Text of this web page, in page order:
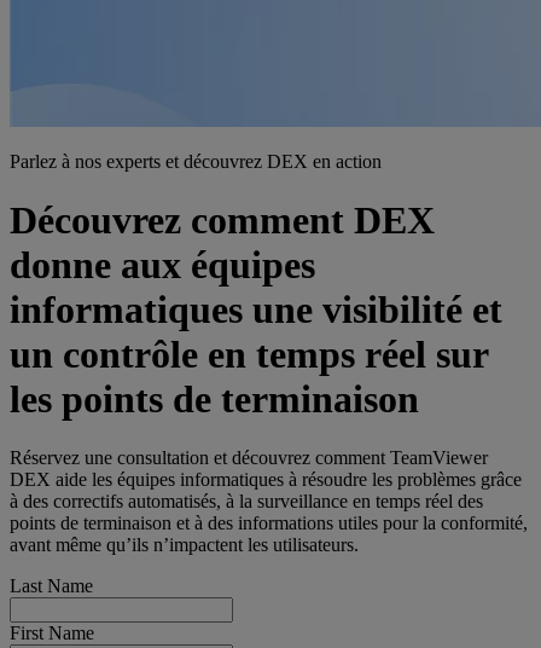
Parlez à nos experts et découvrez DEX en action
Découvrez comment DEX
donne aux équipes
informatiques une visibilité et
un contrôle en temps réel sur
les points de terminaison
Réservez une consultation et découvrez comment TeamViewer
DEX aide les équipes informatiques à résoudre les problèmes grâce
à des correctifs automatisés, à la surveillance en temps réel des
points de terminaison et à des informations utiles pour la conformité,
avant même qu’ils n’impactent les utilisateurs.
Last Name
First Name